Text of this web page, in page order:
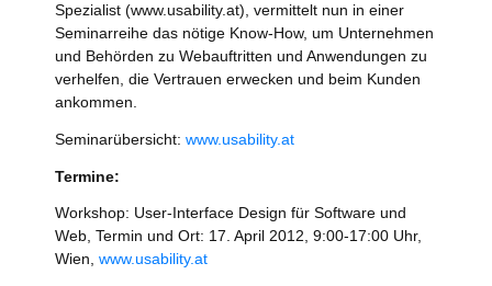
Spezialist (www.usability.at), vermittelt nun in einer
Seminarreihe das nötige Know-How, um Unternehmen
und Behörden zu Webauftritten und Anwendungen zu
verhelfen, die Vertrauen erwecken und beim Kunden
ankommen.
Seminarübersicht: www.usability.at
Termine:
Workshop: User-Interface Design für Software und
Web, Termin und Ort: 17. April 2012, 9:00-17:00 Uhr,
Wien, www.usability.at